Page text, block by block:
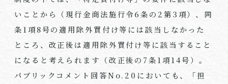
いことから（現行金商法施行令6条の2第3項）、同
条1項8号の適用除外買付け等には該当しなかった
ところ、改正後は適用除外買付け等に該当すること
になると考えられます（改正後の7条1項14号）。
パブリックコメント回答No.20においても、「担